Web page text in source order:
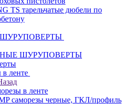
TS тарельчатые дюбели по
ШУРУПОВЕРТЫ
ленте
в ленте
саморезы черные, ГКЛ/профиль